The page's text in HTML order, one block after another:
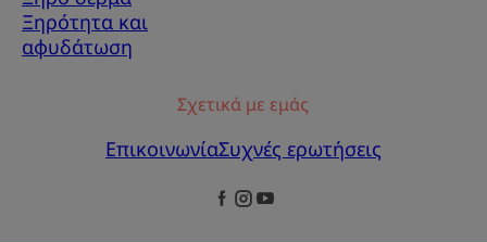
Ξηρότητα και
αφυδάτωση
Σχετικά με εμάς
ΕπικοινωνίαΣυχνές ερωτήσεις